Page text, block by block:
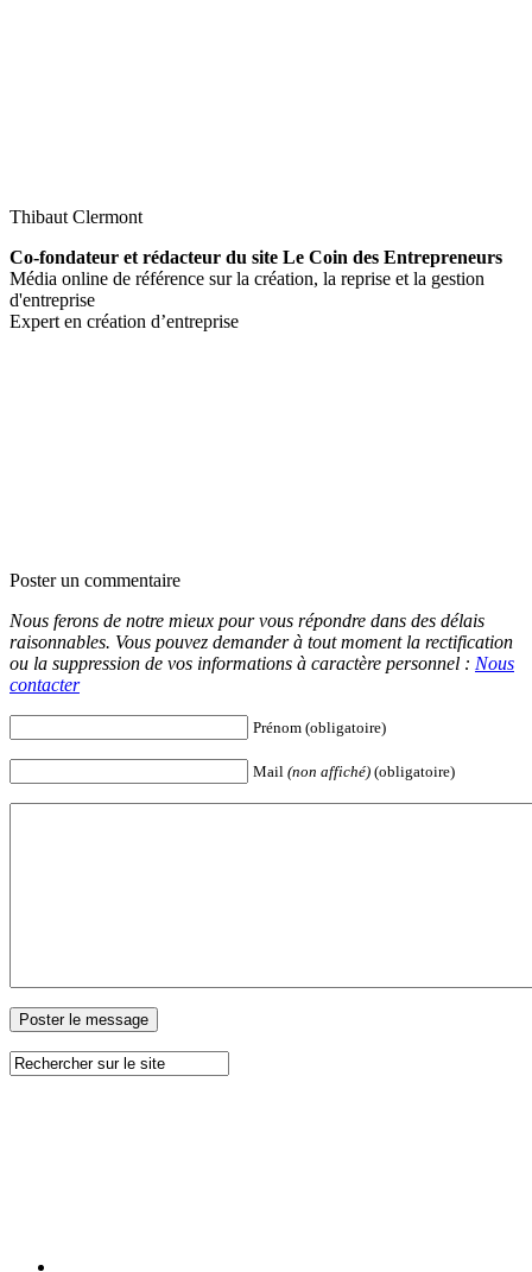
Thibaut Clermont
Co-fondateur et rédacteur du site Le Coin des Entrepreneurs
Média online de référence sur la création, la reprise et la gestion
d'entreprise
Expert en création d’entreprise
Poster un commentaire
Nous ferons de notre mieux pour vous répondre dans des délais
raisonnables. Vous pouvez demander à tout moment la rectification
ou la suppression de vos informations à caractère personnel : Nous
contacter
Prénom (obligatoire)
Mail (non affiché) (obligatoire)